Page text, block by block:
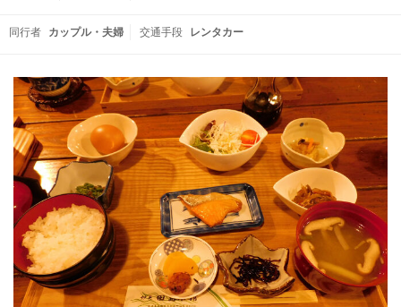
同行者 カップル・夫婦 交通手段 レンタカー